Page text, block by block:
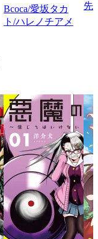
Bcoca/愛坂タカ
ト/ハレノチアメ
先